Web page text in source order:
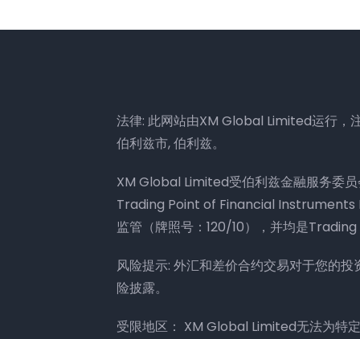
法律: 此网站由XM Global Limited运行
伯利兹市, 伯利兹。
XM Global Limited受伯利兹金融服务委
Trading Point of Financial Instruments
监管（牌照号：120/10），并均是
风险提示: 外汇和差价合约交易对于您的
险披露。
受限地区： XM Global Limited无法为特